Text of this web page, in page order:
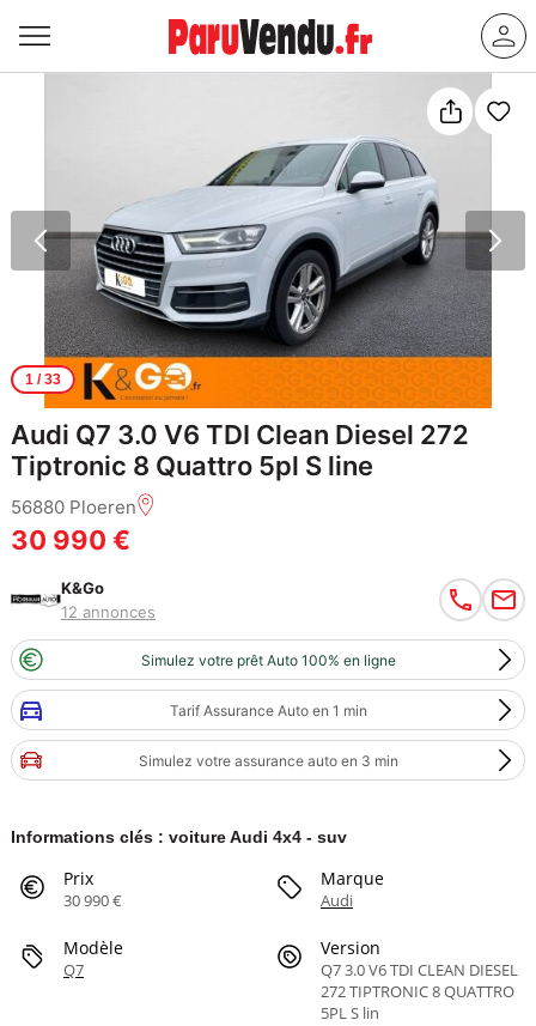
1/ 33
Audi Q7 3.0 V6 TDI Clean Diesel 272
Tiptronic 8 Quattro 5pl S line
56880 Ploeren
30 990 €
K&Go
12 annonces
Simulez votre prêt Auto 100% en ligne
Tarif Assurance Auto en 1 min
Simulez votre assurance auto en 3 min
Informations clés : voiture Audi 4x4 - suv
Prix
30 990 €
Marque
Audi
Modèle
Q7
Version
Q7 3.0 V6 TDI CLEAN DIESEL
272 TIPTRONIC 8 QUATTRO
5PL S lin